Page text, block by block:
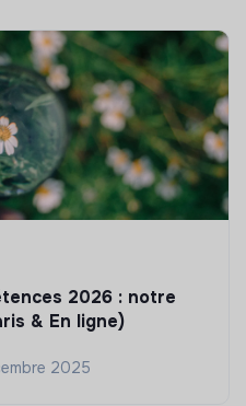
2026 : notre
& En ligne)
2025